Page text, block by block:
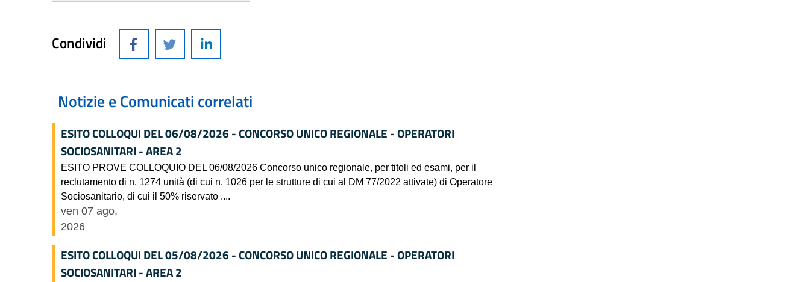
Condividi
Notizie e Comunicati correlati
ESITO COLLOQUI DEL 06/08/2026 - CONCORSO UNICO REGIONALE - OPERATORI
SOCIOSANITARI - AREA 2
ESITO PROVE COLLOQUIO DEL 06/08/2026 Concorso unico regionale, per titoli ed esami, per il
reclutamento di n. 1274 unità (di cui n. 1026 per le strutture di cui al DM 77/2022 attivate) di Operatore
Sociosanitario, di cui il 50% riservato ....
ven 07 ago,
2026
ESITO COLLOQUI DEL 05/08/2026 - CONCORSO UNICO REGIONALE - OPERATORI
SOCIOSANITARI - AREA 2